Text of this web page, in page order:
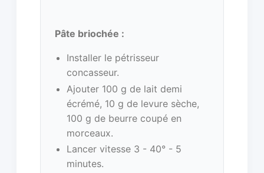
Pâte briochée :
Installer le pétrisseur
concasseur.
Ajouter 100 g de lait demi
écrémé, 10 g de levure sèche,
100 g de beurre coupé en
morceaux.
Lancer vitesse 3 - 40° - 5
minutes.